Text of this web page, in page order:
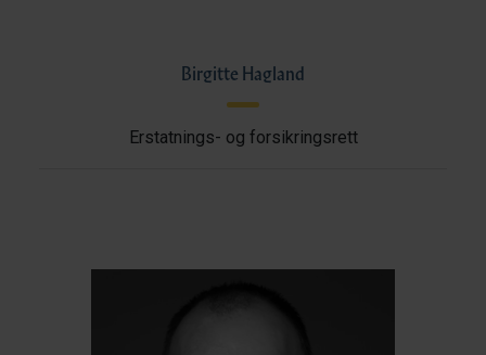
Birgitte Hagland
Erstatnings- og forsikringsrett